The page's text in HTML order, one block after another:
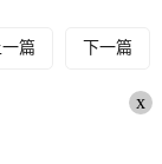
一篇 下一篇
x